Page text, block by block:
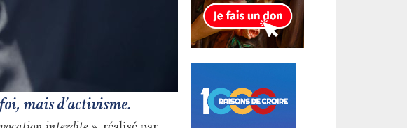
mais d’activisme.